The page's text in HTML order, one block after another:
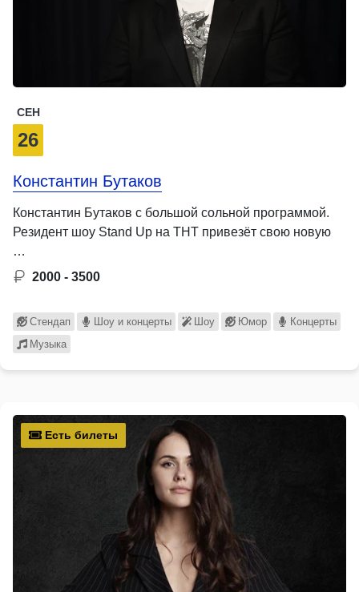
СЕН
26
Константин Бутаков
Константин Бутаков с большой сольной программой.
Резидент шоу Stand Up на ТНТ привезёт свою новую
…
2000 - 3500
Стендап Шоу и концерты Шоу Юмор
Концерты
Музыка
Есть билеты